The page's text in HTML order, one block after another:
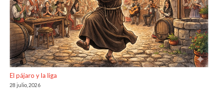
El pájaro y la liga
28 julio, 2026